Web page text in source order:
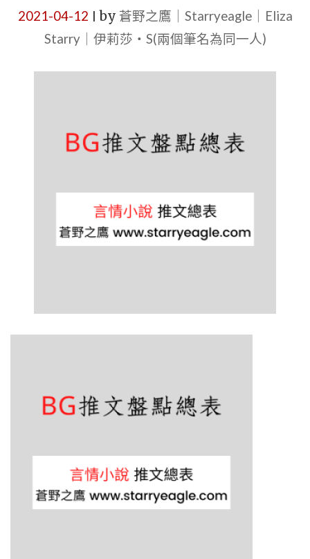
2021-04-12 by 蒼野之鷹｜Starryeagle｜Eliza
Starry｜伊莉莎・S(兩個筆名為同一人)